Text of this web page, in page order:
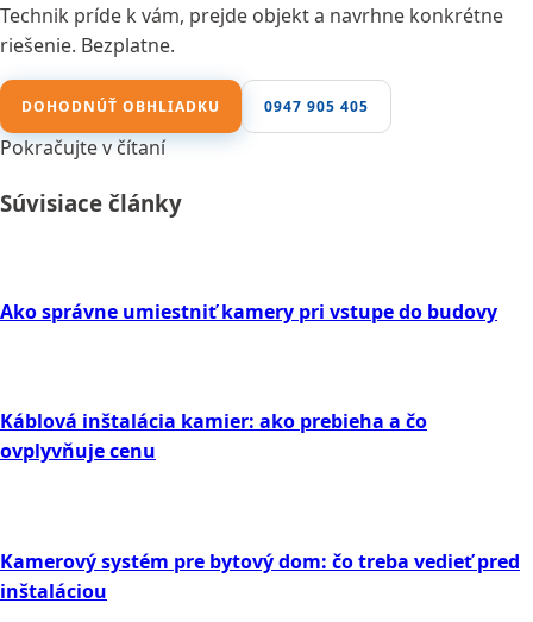
Technik príde k vám, prejde objekt a navrhne konkrétne
riešenie. Bezplatne.
DOHODNÚŤ OBHLIADKU 0947 905 405
Pokračujte v čítaní
Súvisiace články